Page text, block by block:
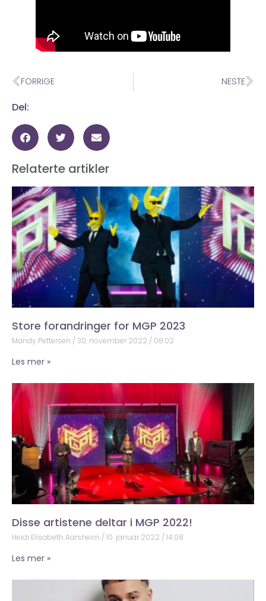
FORRIGE NESTE
Del:
Relaterte artikler
Store forandringer for MGP 2023
Mandy Pettersen 30. november 2022 08:02
Les mer »
Disse artistene deltar i MGP 2022!
Heidi Elisabeth Aarsheim 10. januar 2022 14:08
Les mer »